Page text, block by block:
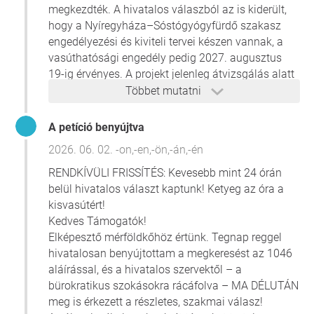
ipartörténeti és turisztikai kincsét! Tegyük Sóstót még
elérhetőbbé és élménydúsabbá!
Természetesen a cél a vonal fokozatos újraindítása, de
elsőkörben nézzük meg, hogy Sósótóig elindul-e, után
Indoklás:
A kisvasút 2009-es megszűnése óta a pálya romlik.
Sóstógyógyfürdő viszont az utóbbi időben jelentős
fejlődésen ment keresztül, rengeteg turista keresi fel, a
kisvasút Sóstógyógyfürdőig történő újraindítása
feldobhatná Nyíregyháza turisztikai vonzerejét.
Bár Pilisen lakom, de Nyíregyházán tanulok egyetemen,
számomra a kisvasút látványa kiábrándító.
Nagyon szépen köszönöm a támogatást,
Németh Kristóf ,
Többet mutatni
megkezdték. A hivatalos válaszból az is kiderült,
hogy a Nyíregyháza–Sóstógyógyfürdő szakasz
engedélyezési és kiviteli tervei készen vannak, a
vasúthatósági engedély pedig 2027. augusztus
19-ig érvényes. A projekt jelenleg átvizsgálás alatt
áll a címzettnél, a fejleményekről a sajtót is
A petíció benyújtva
2026. 06. 02. -on,-en,-ön,-án,-én
RENDKÍVÜLI FRISSÍTÉS: Kevesebb mint 24 órán
belül hivatalos választ kaptunk! Ketyeg az óra a
kisvasútért!
Kedves Támogatók!
Elképesztő mérföldkőhöz értünk. Tegnap reggel
hivatalosan benyújtottam a megkeresést az 1046
aláírással, és a hivatalos szervektől – a
bürokratikus szokásokra rácáfolva – MA DÉLUTÁN
meg is érkezett a részletes, szakmai válasz!